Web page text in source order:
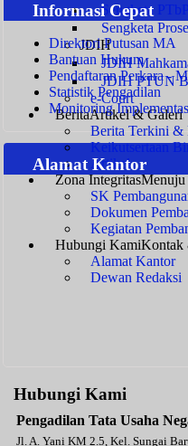
Sengketa
Sengketa
JDIH
JDIH
JDIH PTUN
e-Court
BeritaArtikel & Galeri
Berita Terkini &
Keikutsertaan
Artikel
Zona Integritas
SK
Dokumen
Kegiatan
Hubungi KamiKontak
Alamat Kantor
Dewan Redaksi
Informasi Cepat
Direktori Putusan MA
Bantuan Hukum
Pendaftaran Perkara -
Statistik Pengadilan
Monitoring
Alamat Kantor
Hubungi Kami
Pengadilan Tata Usaha
Jl. A. Yani KM 2.5, Kel. Sungai